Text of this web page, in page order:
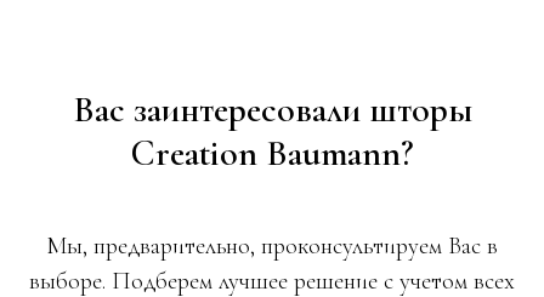
Вас заинтересовали шторы
Creation Baumann?
Мы, предварительно, проконсультируем Вас в
выборе. Подберем лучшее решение с учетом всех